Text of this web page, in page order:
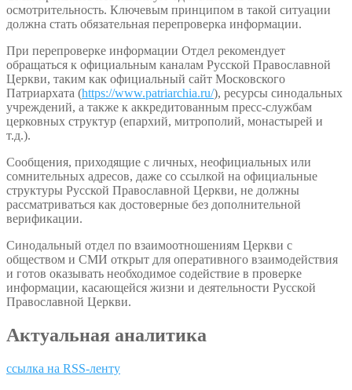
осмотрительность. Ключевым принципом в такой ситуации
должна стать обязательная перепроверка информации.
При перепроверке информации Отдел рекомендует
обращаться к официальным каналам Русской Православной
Церкви, таким как официальный сайт Московского
Патриархата (https://www.patriarchia.ru/), ресурсы синодальных
учреждений, а также к аккредитованным пресс-службам
церковных структур (епархий, митрополий, монастырей и
т.д.).
Сообщения, приходящие с личных, неофициальных или
сомнительных адресов, даже со ссылкой на официальные
структуры Русской Православной Церкви, не должны
рассматриваться как достоверные без дополнительной
верификации.
Синодальный отдел по взаимоотношениям Церкви с
обществом и СМИ открыт для оперативного взаимодействия
и готов оказывать необходимое содействие в проверке
информации, касающейся жизни и деятельности Русской
Православной Церкви.
Актуальная аналитика
ссылка на RSS-ленту